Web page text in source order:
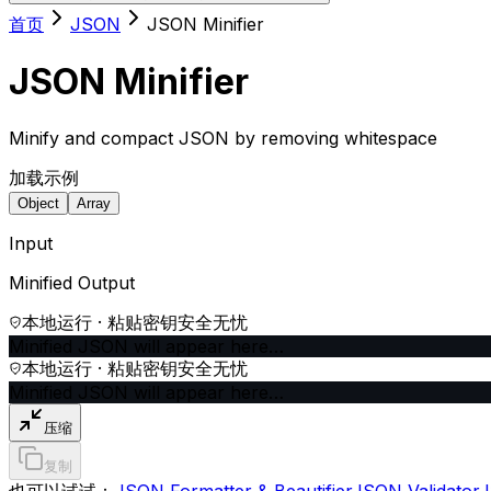
首页 JSON JSON Minifier
JSON Minifier
Minify and compact JSON by removing whitespace
加载示例
Object Array
Input
Minified Output
本地运行 · 粘贴密钥安全无忧
本地运行 · 粘贴密钥安全无忧
压缩
复制